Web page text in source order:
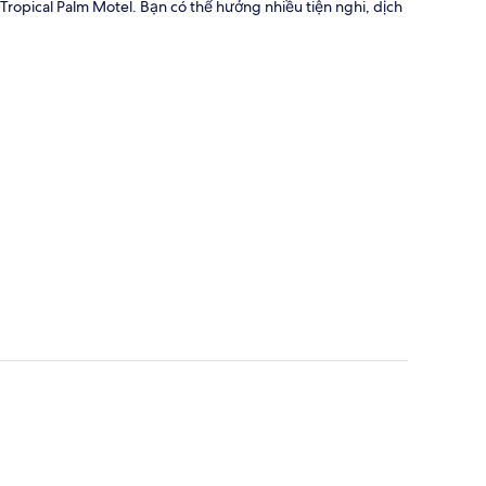
Palm Motel. Bạn có thể hưởng nhiều tiện nghi, dịch